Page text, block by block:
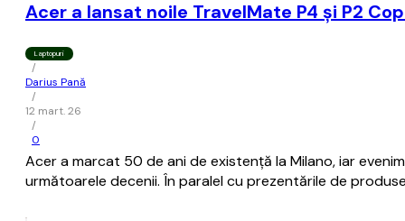
Acer a lansat noile TravelMate P4 și P2
Laptopuri
/
Darius Pană
/
12 mart. 26
/
0
Acer a marcat 50 de ani de existență la Milano, iar
următoarele decenii. În paralel cu prezentările de